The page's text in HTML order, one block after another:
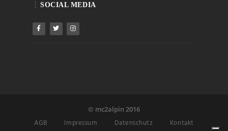
SOCIAL MEDIA
© mc2alpin 2016
AGB Impressum Datenschutz Kontakt